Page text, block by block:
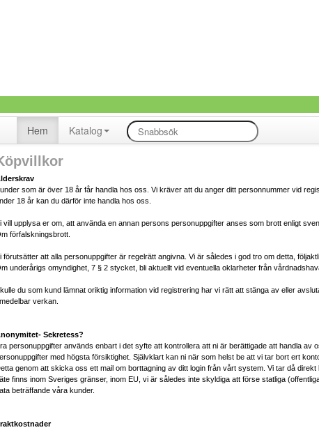
Hem Katalog
som är över 18 år får handla hos oss. Vi kräver att du anger ditt personnummer vid
18 år kan du därför inte handla hos oss.
vill upplysa er om, att använda en annan persons personuppgifter anses som brott enligt
förfalskningsbrott.
förutsätter att alla personuppgifter är regelrätt angivna. Vi är således i god tro om detta,
underårigs omyndighet, 7 § 2 stycket, bli aktuellt vid eventuella oklarheter från
du som kund lämnat oriktig information vid registrering har vi rätt att stänga av eller
verkan.
Sekretess?
personuppgifter används enbart i det syfte att kontrollera att ni är berättigade att handla av
med högsta försiktighet. Självklart kan ni när som helst be att vi tar bort ert
genom att skicka oss ett mail om borttagning av ditt login från vårt system. Vi tar då
finns inom Sveriges gränser, inom EU, vi är således inte skyldiga att förse statliga
beträffande våra kunder.